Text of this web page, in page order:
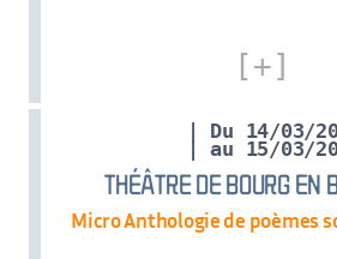
| Du 14/03/
THÉÂTRE DE BOURG EN
| au 15/03/
Micro Anthologie de poèmes